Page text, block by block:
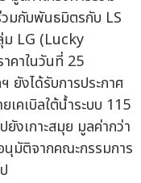
มกับพันธมิตรกับ LS
ม LG (Lucky
คาในวันที่ 25
งได้รับการประกาศ
เคเบิลใต้น้ำระบบ 115
ยังเกาะสมุย มูลค่ากว่า
นุมัติจากคณะกรรมการ